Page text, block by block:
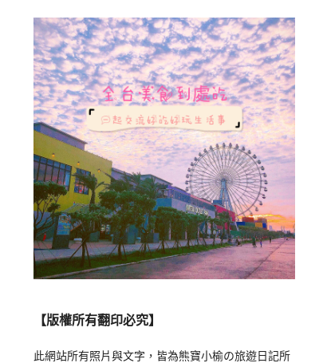
【版權所有翻印必究】
此網站所有照片與文字，皆為熊寶小榆の旅遊日記所